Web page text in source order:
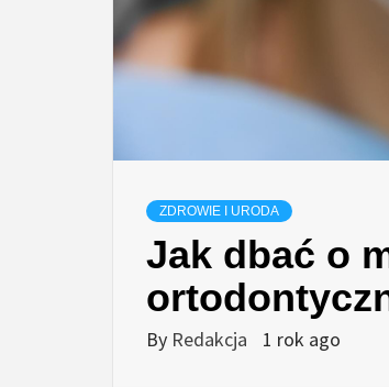
ZDROWIE I URODA
Jak dbać o
By Redakcja 1 rok ago